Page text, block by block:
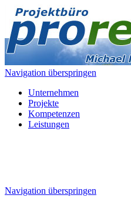
Navigation überspringen
Unternehmen
Projekte
Kompetenzen
Leistungen
Navigation überspringen